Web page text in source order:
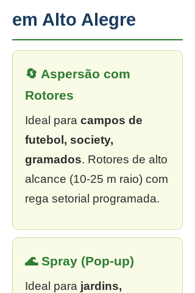
em Alto Alegre
🔄 Aspersão com
Rotores
Ideal para campos de
futebol, society,
gramados. Rotores de alto
alcance (10-25 m raio) com
rega setorial programada.
🌊 Spray (Pop-up)
Ideal para jardins,